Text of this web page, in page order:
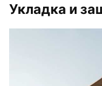
Укладка и